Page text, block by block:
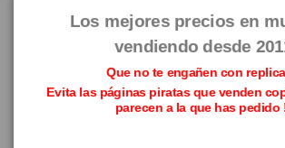
Los mejores precios en
vendiendo desde
Que no te engañen con
Evita las páginas piratas que venden
parecen a la que has pedido